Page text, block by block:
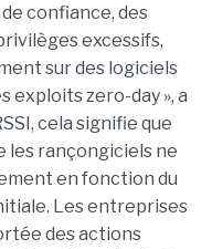
confiance, des
excessifs,
sur des logiciels
exploits zero-day », a
cela signifie que
les rançongiciels ne
en fonction du
Les entreprises
des actions